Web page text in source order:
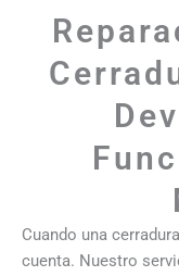
Cuando una
cuenta. Nuestro